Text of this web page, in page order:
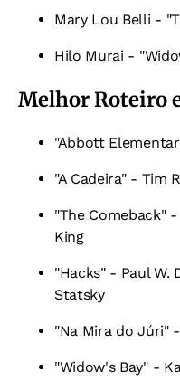
Mary Lou Belli -
Hilo Murai -
Melhor Roteiro
"Abbott
"A Cadeira" - Tim
"The Comeback"
King
"Hacks" - Paul W.
Statsky
"Na Mira do Júri"
"Widow's Bay" -